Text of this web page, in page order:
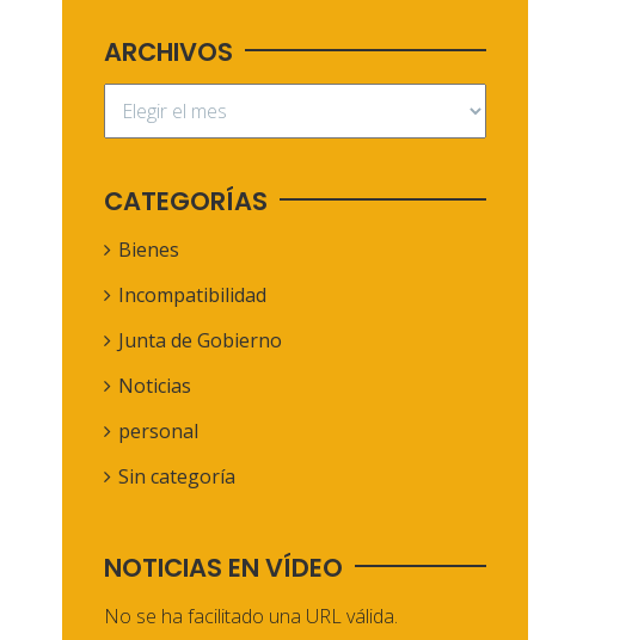
ARCHIVOS
CATEGORÍAS
Bienes
Incompatibilidad
Junta de Gobierno
Noticias
personal
Sin categoría
NOTICIAS EN VÍDEO
No se ha facilitado una URL válida.